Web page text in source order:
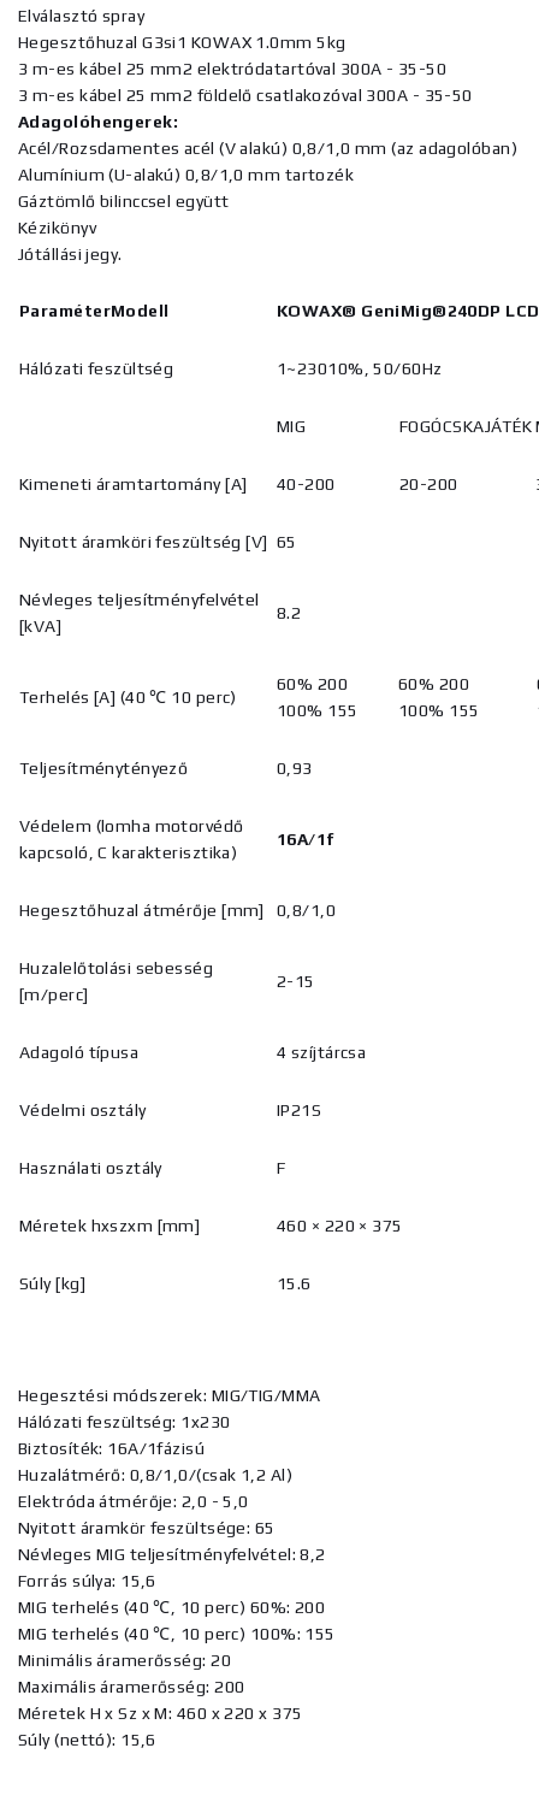
Elválasztó spray
Hegesztőhuzal G3si1 KOWAX 1.0mm 5kg
3 m-es kábel 25 mm2 elektródatartóval 300A - 35-50
3 m-es kábel 25 mm2 földelő csatlakozóval 300A - 35-50
Adagolóhengerek:
Acél/Rozsdamentes acél (V alakú) 0,8/1,0 mm (az adagolóban)
Alumínium (U-alakú) 0,8/1,0 mm tartozék
Gáztömlő bilinccsel együtt
Kézikönyv
Jótállási jegy.
ParaméterModell KOWAX® GeniMig®240DP LCD
Hálózati feszültség 1~23010%, 50/60Hz
MIG FOGÓCSKAJÁTÉK
Kimeneti áramtartomány [A] 40-200 20-200
Nyitott áramköri feszültség [V] 65
Névleges teljesítményfelvétel
[kVA]
8.2
Terhelés [A] (40 ℃ 10 perc)
60% 200
100% 155
60% 200
100% 155
Teljesítménytényező 0,93
Védelem (lomha motorvédő
kapcsoló, C karakterisztika)
16A/1f
Hegesztőhuzal átmérője [mm] 0,8/1,0
Huzalelőtolási sebesség
[m/perc]
2-15
Adagoló típusa 4 szíjtárcsa
Védelmi osztály IP21S
Használati osztály F
Méretek hxszxm [mm] 460 × 220 × 375
Súly [kg] 15.6
Hegesztési módszerek: MIG/TIG/MMA
Hálózati feszültség: 1x230
Biztosíték: 16A/1fázisú
Huzalátmérő: 0,8/1,0/(csak 1,2 Al)
Elektróda átmérője: 2,0 - 5,0
Nyitott áramkör feszültsége: 65
Névleges MIG teljesítményfelvétel: 8,2
Forrás súlya: 15,6
MIG terhelés (40 ℃, 10 perc) 60%: 200
MIG terhelés (40 ℃, 10 perc) 100%: 155
Minimális áramerősség: 20
Maximális áramerősség: 200
Méretek H x Sz x M: 460 x 220 x 375
Súly (nettó): 15,6